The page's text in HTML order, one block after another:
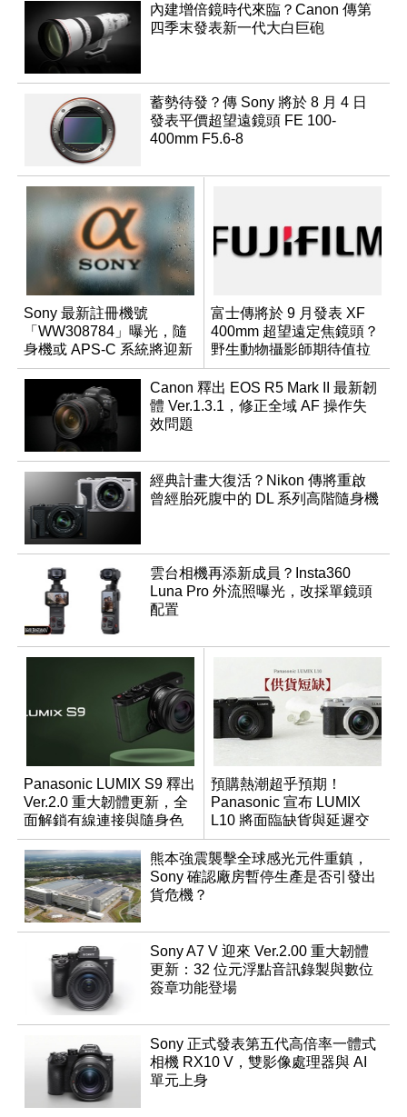
內建增倍鏡時代來臨？Canon 傳第
四季末發表新一代大白巨砲
蓄勢待發？傳 Sony 將於 8 月 4 日
發表平價超望遠鏡頭 FE 100-
400mm F5.6-8
Sony 最新註冊機號
「WW308784」曝光，隨
身機或 APS-C 系統將迎新
成員？
富士傳將於 9 月發表 XF
400mm 超望遠定焦鏡頭？
野生動物攝影師期待值拉
滿
Canon 釋出 EOS R5 Mark II 最新韌
體 Ver.1.3.1，修正全域 AF 操作失
效問題
經典計畫大復活？Nikon 傳將重啟
曾經胎死腹中的 DL 系列高階隨身機
雲台相機再添新成員？Insta360
Luna Pro 外流照曝光，改採單鏡頭
配置
Panasonic LUMIX S9 釋出
Ver.2.0 重大韌體更新，全
面解鎖有線連接與隨身色
調編輯
預購熱潮超乎預期！
Panasonic 宣布 LUMIX
L10 將面臨缺貨與延遲交
貨時間
熊本強震襲擊全球感光元件重鎮，
Sony 確認廠房暫停生產是否引發出
貨危機？
Sony A7 V 迎來 Ver.2.00 重大韌體
更新：32 位元浮點音訊錄製與數位
簽章功能登場
Sony 正式發表第五代高倍率一體式
相機 RX10 V，雙影像處理器與 AI
單元上身